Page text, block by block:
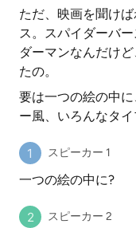
ただ、映画を聞け
ス。スパイダーバ
ダーマンなんだけ
たの。
要は一つの絵の中
ー風、いろんなタ
スピーカー 1
一つの絵の中に?
スピーカー 2